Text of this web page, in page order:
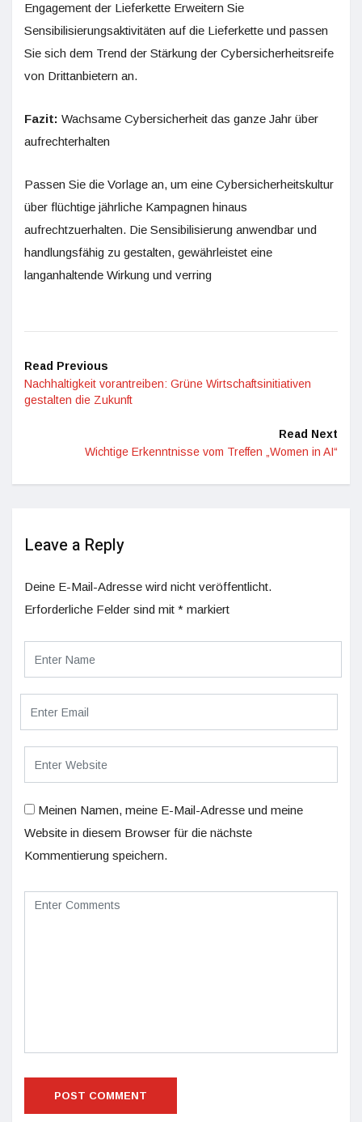
Engagement der Lieferkette Erweitern Sie
Sensibilisierungsaktivitäten auf die Lieferkette und passen
Sie sich dem Trend der Stärkung der Cybersicherheitsreife
von Drittanbietern an.
Fazit: Wachsame Cybersicherheit das ganze Jahr über
aufrechterhalten
Passen Sie die Vorlage an, um eine Cybersicherheitskultur
über flüchtige jährliche Kampagnen hinaus
aufrechtzuerhalten. Die Sensibilisierung anwendbar und
handlungsfähig zu gestalten, gewährleistet eine
langanhaltende Wirkung und verring
Read Previous
Nachhaltigkeit vorantreiben: Grüne Wirtschaftsinitiativen
gestalten die Zukunft
Read Next
Wichtige Erkenntnisse vom Treffen „Women in AI“
Leave a Reply
Deine E-Mail-Adresse wird nicht veröffentlicht.
Erforderliche Felder sind mit * markiert
Meinen Namen, meine E-Mail-Adresse und meine
Website in diesem Browser für die nächste
Kommentierung speichern.